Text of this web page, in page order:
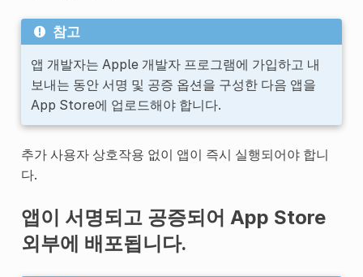
참고
앱 개발자는 Apple 개발자 프로그램에 가입하고 내
보내는 동안 서명 및 공증 옵션을 구성한 다음 앱을
App Store에 업로드해야 합니다.
추가 사용자 상호작용 없이 앱이 즉시 실행되어야 합니
다.
앱이 서명되고 공증되어 App Store
외부에 배포됩니다.